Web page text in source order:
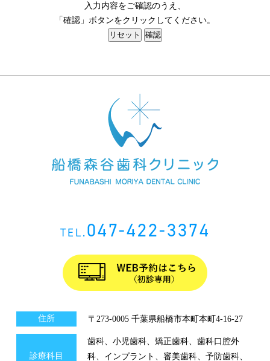
入力内容をご確認のうえ、
「確認」ボタンをクリックしてください。
TEL.047-422-3374
住所 〒273-0005 千葉県船橋市本町本町4-16-27
診療科目
歯科、小児歯科、矯正歯科、歯科口腔外
科、インプラント、審美歯科、予防歯科、